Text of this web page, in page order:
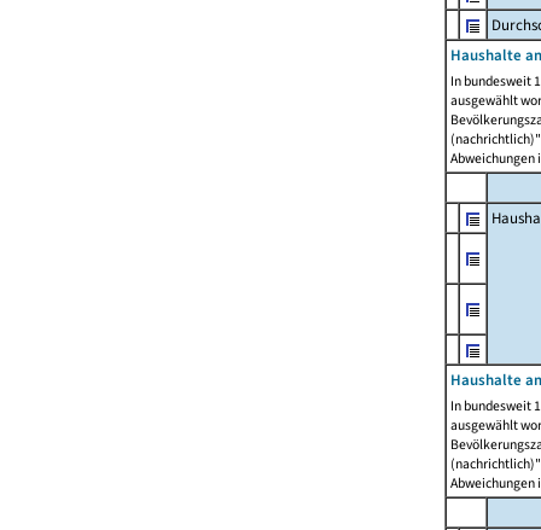
Haushalte
In bundesweit
ausgewählt
Abweichungen
Haushalte
In bundesweit
ausgewählt
Abweichungen